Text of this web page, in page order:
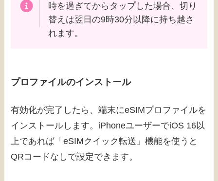
時を過ぎてからタップした場合、切り
替えは翌日の9時30分以降に持ち越さ
れます。
プロファイルのインストール
有効化が完了したら、端末にeSIMプロファイルを
インストールします。iPhoneユーザーでiOS 16以
上であれば「eSIMクイック転送」機能を使うと
QRコードなしで設定できます。